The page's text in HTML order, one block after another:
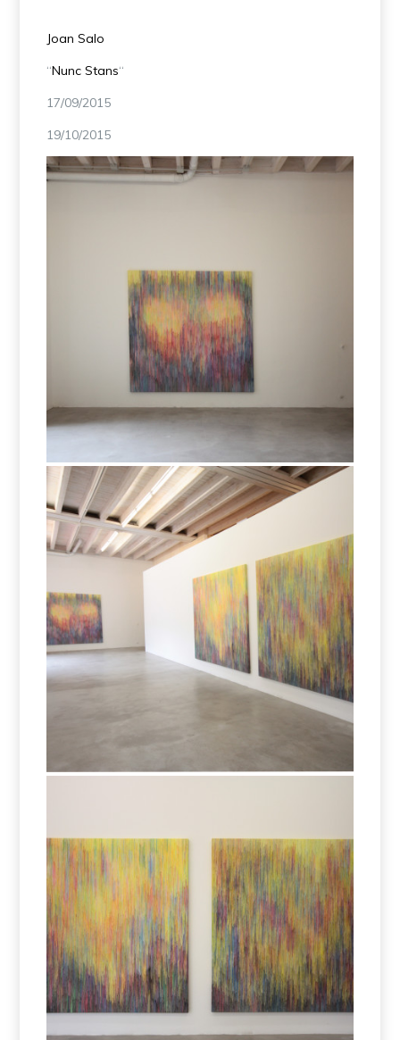
Joan Salo
“Nunc Stans“
17/09/2015
19/10/2015
Nunc -Stans
Nunc -Stans
Nunc -Stans